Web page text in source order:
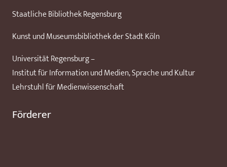
Staatliche Bibliothek Regensburg
Kunst und Museumsbibliothek der Stadt Köln
Universität Regensburg –
Institut für Information und Medien, Sprache und Kultur
Lehrstuhl für Medienwissenschaft
Förderer